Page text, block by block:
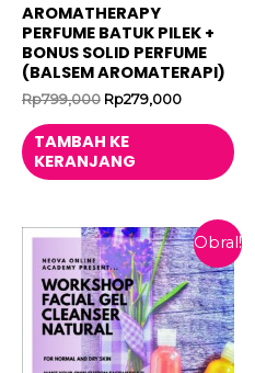
AROMATHERAPY
PERFUME BATUK PILEK +
BONUS SOLID PERFUME
(BALSEM AROMATERAPI)
Rp799,000 Harga
adalah:
Rp799,000.
Rp279,000Harga
Rp279,000.
TAMBAH KE
KERANJANG
Obral!